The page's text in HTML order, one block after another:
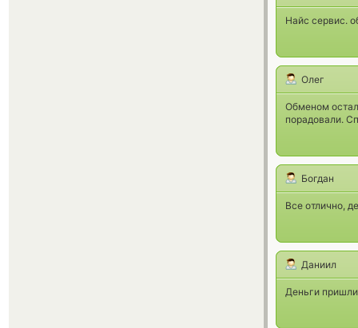
Найс сервис.
Олег
Обменом
порадовали.
Богдан
Все отлично,
Даниил
Деньги